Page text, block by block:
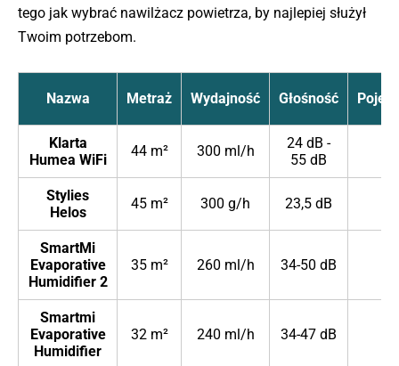
tego jak wybrać nawilżacz powietrza, by najlepiej służył
Twoim potrzebom.
Nazwa Metraż Wydajność Głośność
Klarta
Humea WiFi
44 m² 300 ml/h
24 dB -
55 dB
Stylies
Helos
45 m² 300 g/h 23,5 dB
SmartMi
Evaporative
Humidifier 2
35 m² 260 ml/h 34-50 dB
Smartmi
Evaporative
Humidifier
32 m² 240 ml/h 34-47 dB